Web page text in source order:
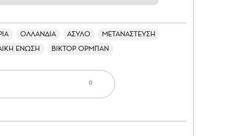
ΟΛΛΑΝΔΙΑ ΑΣΥΛΟ
ΜΕΤΑΝΑΣΤΕΥΣΗ
ΕΝΩΣΗ
ΒΙΚΤΟΡ ΟΡΜΠΑΝ
0